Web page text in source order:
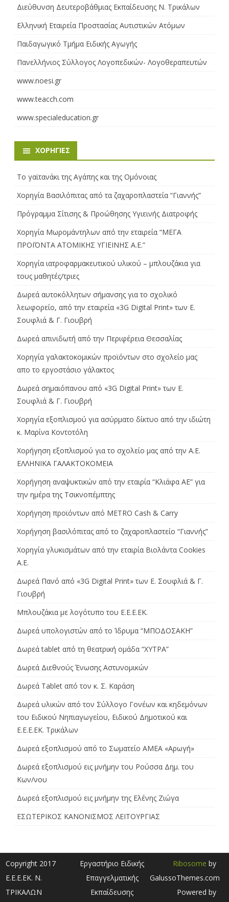
Διεύθυνση Δευτεροβάθμιας Εκπαίδευσης Ν. Τρικάλων
Ελληνική Εταιρεία Προστασίας Αυτιστικών Ατόμων
Παιδαγωγικό Τμήμα Ειδικής Αγωγής
Πανελλήνιος Σύλλογος Λογοπεδικών- Λογοθεραπευτών
www.noesi.gr
www.teacch.com
www.specialeducation.gr
ΧΟΡΗΓΊΕΣ
Το γαϊτανάκι της Αγάπης και της Ομόνοιας
Χορηγία Βασιλόπιτας από τα ζαχαροπλαστεία “Γιαννής”
Πρόγραμμα Σίτισης & Προώθησης Υγιεινής Διατροφής
Χορηγία Μωρομάντηλων από την εταιρεία “ΜΕΓΑ
ΠΡΟΪΌΝΤΑ ΑΤΟΜΙΚΗΣ ΥΓΙΕΙΝΗΣ Α.Ε.”
Χορηγία ιατροφαρμακευτικού υλικού – μπλουζάκια για
τους μαθητές/τριες
Δωρεά αυτοκόλλητων σήμανσης για το σχολικό
λεωφορείο, από την εταιρεία «3G Digital Print» των Ε.
Σουφλιά & Γ. Γιουβρή
Δωρεά απινιδωτή από την Περιφέρεια Θεσσαλίας
Χορηγία γαλακτοκομικών προϊόντων στο σχολείο μας
απο το εργοστάσιο γάλακτος
Δωρεά σημαιόπανου από «3G Digital Print» των Ε.
Σουφλιά & Γ. Γιουβρή
Χορηγία εξοπλισμού για ασύρματο δίκτυο από την ιδιώτη
κ. Μαρίνα Κοντοτόλη
Χορήγηση εξοπλισμού για το σχολείο μας από την Α.Ε.
ΕΛΛΗΝΙΚΑ ΓΑΛΑΚΤΟΚΟΜΕΙΑ
Χορήγηση αναψυκτικών από την εταιρία “Κλιάφα ΑΕ” για
την ημέρα της Τσικνοπέμπτης
Χορήγηση προϊόντων από METRO Cash & Carry
Χορήγηση βασιλόπιτας από το ζαχαροπλαστείο “Γιαννής”
Χορηγία γλυκισμάτων από την εταιρία Βιολάντα Cookies
A.E.
Δωρεά Πανό από «3G Digital Print» των Ε. Σουφλιά & Γ.
Γιουβρή
Μπλουζάκια με λογότυπο του Ε.Ε.Ε.ΕΚ.
Δωρεά υπολογιστών από το Ίδρυμα “ΜΠΟΔΟΣΑΚΗ”
Δωρεά tablet από τη θεατρική ομάδα “ΧΥΤΡΑ”
Δωρεά Διεθνούς Ένωσης Αστυνομικών
Δωρεά Tablet από τον κ. Σ. Καράση
Δωρεά υλικών από τον Σύλλογο Γονέων και κηδεμόνων
του Ειδικού Νηπιαγωγείου, Ειδικού Δημοτικού και
Ε.Ε.Ε.ΕΚ. Τρικάλων
Δωρεά εξοπλισμού από το Σωματείο ΑΜΕΑ «Αρωγή»
Δωρεά εξοπλισμού εις μνήμην του Ρούσσα Δημ. του
Κων/νου
Δωρεά εξοπλισμού εις μνήμην της Ελένης Ζιώγα
ΕΣΩΤΕΡΙΚΟΣ ΚΑΝΟΝΙΣΜΟΣ ΛΕΙΤΟΥΡΓΙΑΣ
Copyright 2017
Ε.Ε.Ε.ΕΚ. Ν.
ΤΡΙΚΑΛΩΝ
Εργαστήριο Ειδικής
Επαγγελματικής
Εκπαίδευσης
Ribosome by
GalussoThemes.com
Powered by